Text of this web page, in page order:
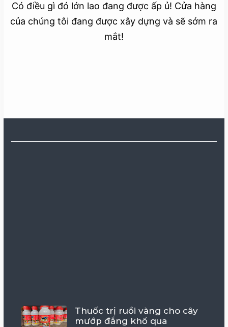
Có điều gì đó lớn lao đang được ấp ủ! Cửa hàng
của chúng tôi đang được xây dựng và sẽ sớm ra
mắt!
Thuốc trị ruồi vàng cho cây
mướp đắng khổ qua